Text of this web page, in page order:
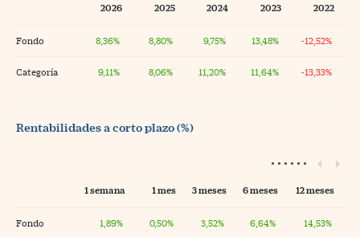
2026 2025 2024 2023 2022
Fondo 8,36% 8,80% 9,75% 13,48% -12,52%
Categoría 9,11% 8,06% 11,20% 11,64% -13,33%
Rentabilidades a corto plazo (%)
1 semana 1 mes 3 meses 6 meses 12 meses
Fondo 1,89% 0,50% 3,52% 6,64% 14,53%